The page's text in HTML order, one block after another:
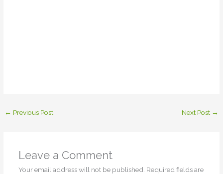
← Previous Post Next Post →
Leave a Comment
Your email address will not be published. Required fields are